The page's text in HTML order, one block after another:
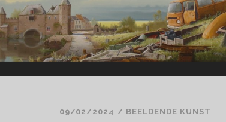
09/02/2024 / BEELDENDE KUNST